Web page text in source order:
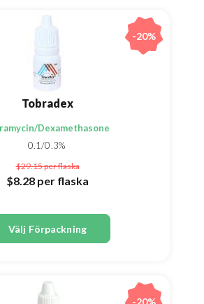
Tobradex
Dexamethasone
0.1/0.3%
$29.15per flaska
$8.28 per flaska
Välj Förpackning
-20%
-20%